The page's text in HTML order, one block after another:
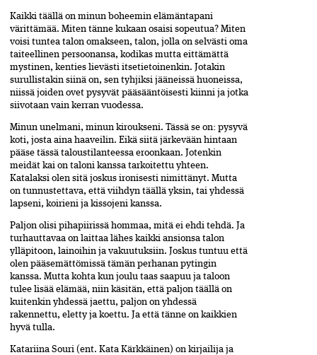
Kaikki täällä on minun boheemin elämäntapani
värittämää. Miten tänne kukaan osaisi sopeutua? Miten
voisi tuntea talon omakseen, talon, jolla on selvästi oma
taiteellinen persoonansa, kodikas mutta eittämättä
mystinen, kenties lievästi itsetietoinenkin. Jotakin
surullistakin siinä on, sen tyhjiksi jääneissä huoneissa,
niissä joiden ovet pysyvät pääsääntöisesti kiinni ja jotka
siivotaan vain kerran vuodessa.
Minun unelmani, minun kiroukseni. Tässä se on: pysyvä
koti, josta aina haaveilin. Eikä siitä järkevään hintaan
pääse tässä taloustilanteessa eroonkaan. Jotenkin
meidät kai on taloni kanssa tarkoitettu yhteen.
Katalaksi olen sitä joskus ironisesti nimittänyt. Mutta
on tunnustettava, että viihdyn täällä yksin, tai yhdessä
lapseni, koirieni ja kissojeni kanssa.
Paljon olisi pihapiirissä hommaa, mitä ei ehdi tehdä. Ja
turhauttavaa on laittaa lähes kaikki ansionsa talon
ylläpitoon, lainoihin ja vakuutuksiin. Joskus tuntuu että
olen pääsemättömissä tämän perhanan pytingin
kanssa. Mutta kohta kun joulu taas saapuu ja taloon
tulee lisää elämää, niin käsitän, että paljon täällä on
kuitenkin yhdessä jaettu, paljon on yhdessä
rakennettu, eletty ja koettu. Ja että tänne on kaikkien
hyvä tulla.
Katariina Souri (ent. Kata Kärkkäinen) on kirjailija ja